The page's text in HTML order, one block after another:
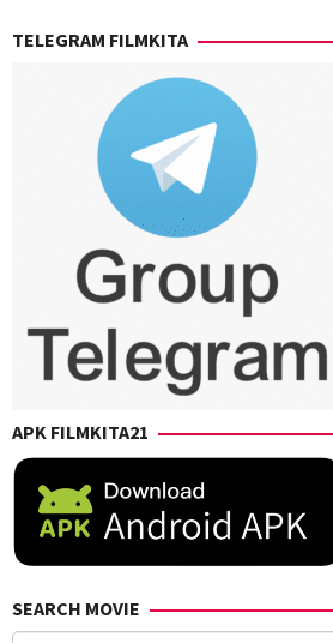
TELEGRAM FILMKITA
APK FILMKITA21
SEARCH MOVIE